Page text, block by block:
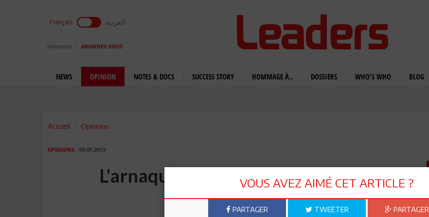
Français العربية
Newsletter ABONNEZ-VOUS
NEWS OPINION NOTES & DOCS SUCCESS STORY HOMMAGE À.. DOSSIERS WHO'S WHO BLOG
Accueil Opinions
OPINIONS - 09.05.2013
L'arnaque de Madoff, une source
d'inspiration!
VOUS AVEZ AIMÉ CET ARTICLE ?
PARTAGER TWEETER PARTAGER